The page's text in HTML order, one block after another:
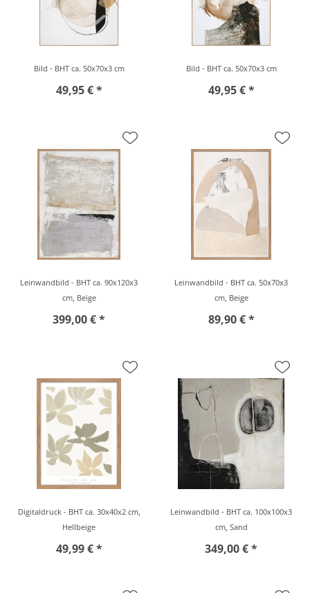
Bild - BHT ca. 50x70x3 cm
49,95 € *
Bild - BHT ca. 50x70x3 cm
49,95 € *
Leinwandbild - BHT ca. 90x120x3
cm, Beige
399,00 € *
Leinwandbild - BHT ca. 50x70x3
cm, Beige
89,90 € *
Digitaldruck - BHT ca. 30x40x2 cm,
Hellbeige
49,99 € *
Leinwandbild - BHT ca. 100x100x3
cm, Sand
349,00 € *